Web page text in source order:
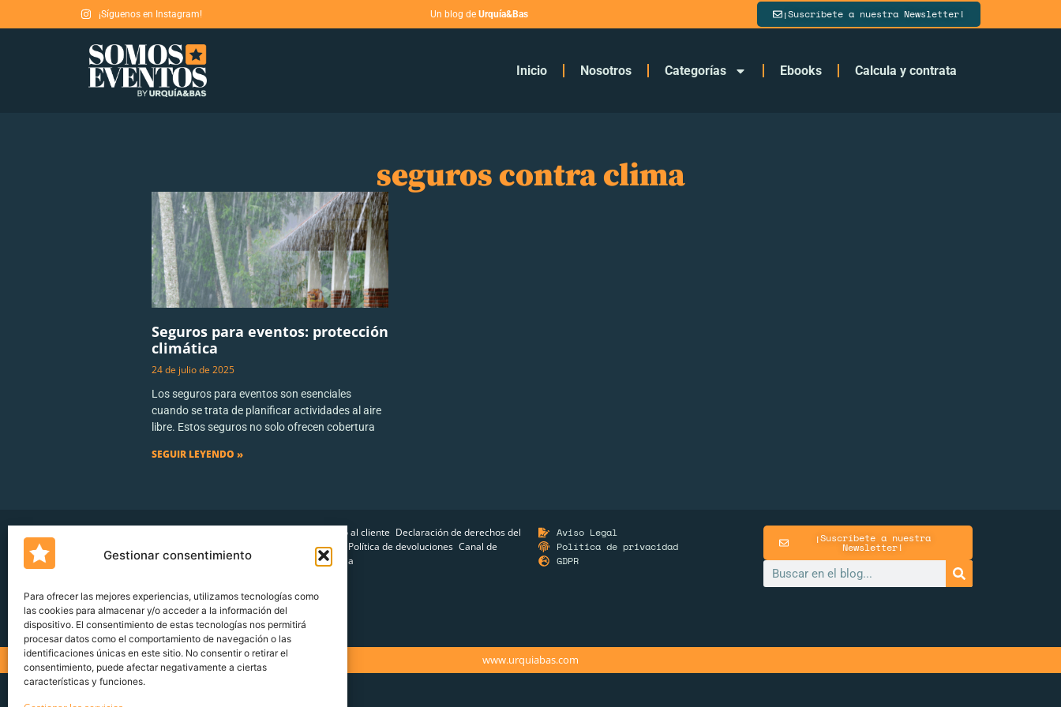
Gestionar consentimiento
Para ofrecer las mejores experiencias, utilizamos tecnologías como
las cookies para almacenar y/o acceder a la información del
dispositivo. El consentimiento de estas tecnologías nos permitirá
procesar datos como el comportamiento de navegación o las
identificaciones únicas en este sitio. No consentir o retirar el
consentimiento, puede afectar negativamente a ciertas
características y funciones.
¡Síguenos en Instagram! Un blog deUrquía&Bas ¡Suscríbete a nuestra Newsletter!
Inicio Nosotros Categorías Ebooks Calcula y contrata
seguros contra clima
Seguros para eventos: protección
climática
24 de julio de 2025
Los seguros para eventos son esenciales
cuando se trata de planificar actividades al aire
libre. Estos seguros no solo ofrecen cobertura
SEGUIR LEYENDO »
Un blog deUrquía&Bas
Servicio al cliente Declaración de derechos del
cliente
Política de devoluciones Canal de
denuncia
Aviso Legal
Política de privacidad
GDPR
¡Suscríbete a nuestra
Newsletter!
www.urquiabas.com